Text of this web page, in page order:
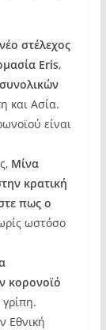
στέλεχος
Eris,
και Ασία.
είναι
Μίνα
κρατική
πως ο
ωστόσο
κορονοϊό
Εθνική